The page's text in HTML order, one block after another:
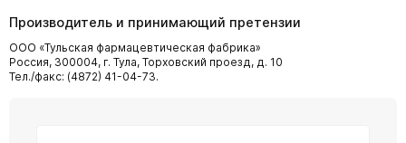
Производитель и принимающий претензии
ООО «Тульская фармацевтическая фабрика»
Россия, 300004, г. Тула, Торховский проезд, д. 10
Тел./факс: (4872) 41-04-73.